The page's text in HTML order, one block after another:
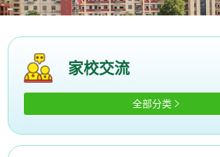
家校交流
全部分类 